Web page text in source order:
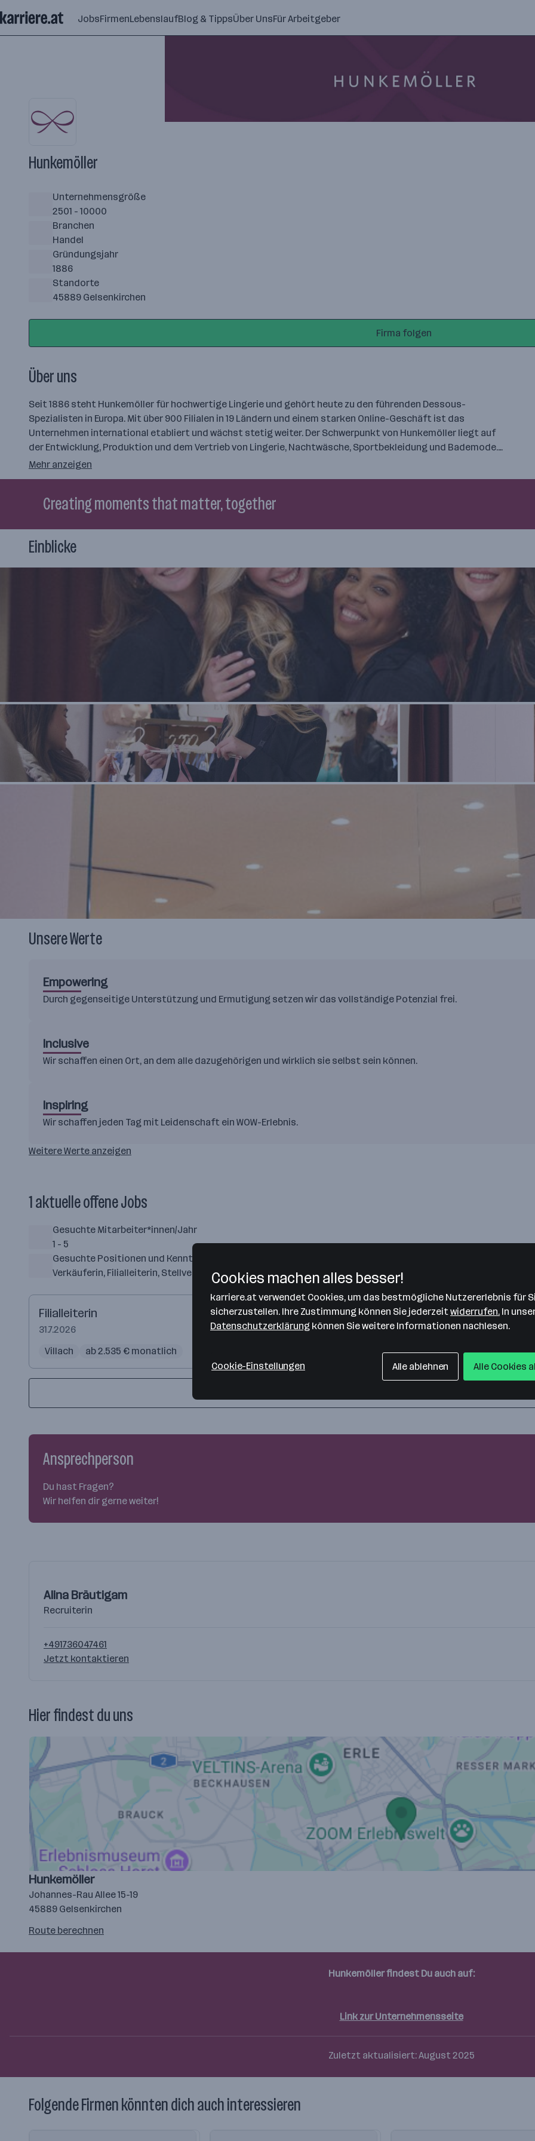
Seiteninhalt
springen
JobsFirmenLebenslaufBlog & TippsÜber UnsFür Arbeitgeber
Hunkemöller
Unternehmensgröße
2501 - 10000
Branchen
Handel
Gründungsjahr
1886
Standorte
45889 Gelsenkirchen
Firma folgen
Über uns
Seit 1886 steht Hunkemöller für hochwertige Lingerie und gehört heute zu den führenden Dessous-
Spezialisten in Europa. Mit über 900 Filialen in 19 Ländern und einem starken Online-Geschäft ist das
Unternehmen international etabliert und wächst stetig weiter. Der Schwerpunkt von Hunkemöller liegt auf
der Entwicklung, Produktion und dem Vertrieb von Lingerie, Nachtwäsche, Sportbekleidung und Bademode.…
Mehr anzeigen
Creating moments that matter, together
Einblicke
Unsere Werte
Empowering
Durch gegenseitige Unterstützung und Ermutigung setzen wir das vollständige Potenzial frei.
Inclusive
Wir schaffen einen Ort, an dem alle dazugehörigen und wirklich sie selbst sein können.
Inspiring
Wir schaffen jeden Tag mit Leidenschaft ein WOW-Erlebnis.
Weitere Werte anzeigen
1 aktuelle offene Jobs
Gesuchte Mitarbeiter*innen/Jahr
1 - 5
Gesuchte Positionen und Kenntnisse
Verkäuferin, Filialleiterin, Stellvertretende Filialleiterin, Kundenservice, Verkauf
Filialleiterin
31.7.2026
Villach
ab 2.535 € monatlich
Ansprechperson
Du hast Fragen?
Wir helfen dir gerne weiter!
Alina Bräutigam
Recruiterin
+491736047461
Jetzt kontaktieren
Hier findest du uns
Hunkemöller
Johannes-Rau Allee 15-19
45889 Gelsenkirchen
Route
Route berechnen
Hunkemöller findest Du auch auf:
Link zur Unternehmensseite
Zuletzt aktualisiert: August 2025
Folgende Firmen könnten dich auch interessieren
Cookies machen alles besser!
karriere.at verwendet Cookies, um das bestmögliche Nutzererlebnis für
sicherzustellen. Ihre Zustimmung können Sie jederzeitwiderrufen. In
Datenschutzerklärung können Sie weitere Informationen nachlesen.
Cookie-Einstellungen Alle ablehnen Alle Cookies